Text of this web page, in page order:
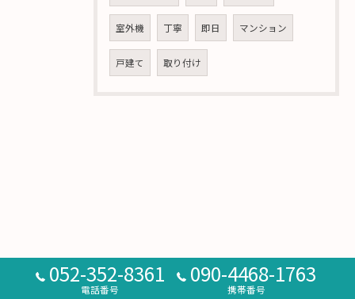
室外機 丁寧 即日 マンション
戸建て 取り付け
052-352-8361
電話番号
090-4468-1763
携帯番号